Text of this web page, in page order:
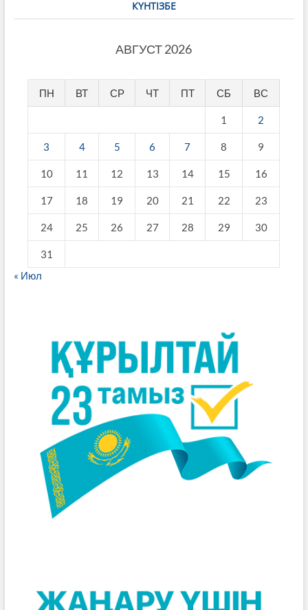
КҮНТІЗБЕ
АВГУСТ 2026
ПН ВТ СР ЧТ ПТ СБ ВС
1 2
3 4 5 6 7 8 9
10 11 12 13 14 15 16
17 18 19 20 21 22 23
24 25 26 27 28 29 30
31
« Июл